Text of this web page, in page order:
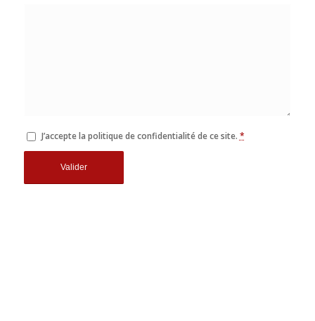
J’accepte la politique de confidentialité de ce site. *